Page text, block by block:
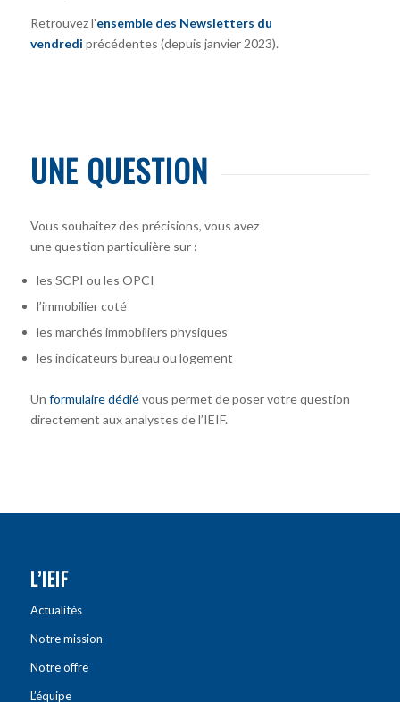
Retrouvez l’ensemble des Newsletters du
vendredi précédentes (depuis janvier 2023).
UNE QUESTION
Vous souhaitez des précisions, vous avez
une question particulière sur :
les SCPI ou les OPCI
l’immobilier coté
les marchés immobiliers physiques
les indicateurs bureau ou logement
Un formulaire dédiévous permet de poser votre question
directement aux analystes de l’IEIF.
L’IEIF
Actualités
Notre mission
Notre offre
L’équipe